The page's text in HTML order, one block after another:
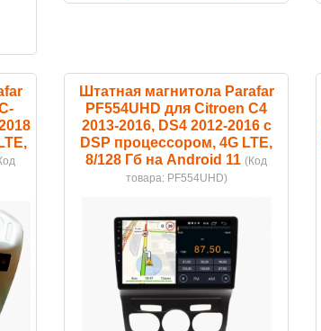
Штатная магнитола Parafar
PF554UHD для Citroen C4
2013-2016, DS4 2012-2016 c
DSP процессором, 4G LTE,
8/128 Гб на Android 11 (Код
товара: PF554UHD)